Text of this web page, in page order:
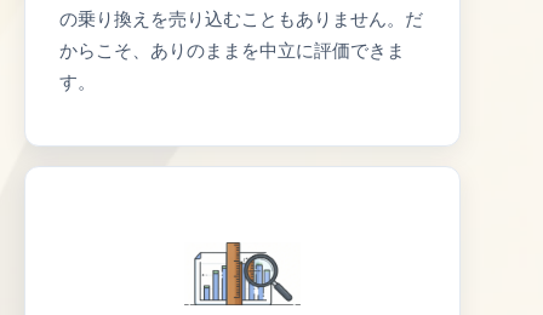
の乗り換えを売り込むこともありません。だ
からこそ、ありのままを中立に評価できま
す。